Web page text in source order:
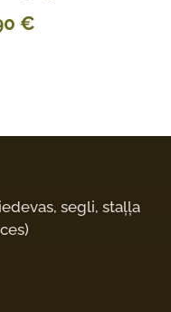
€
segli, staļļa